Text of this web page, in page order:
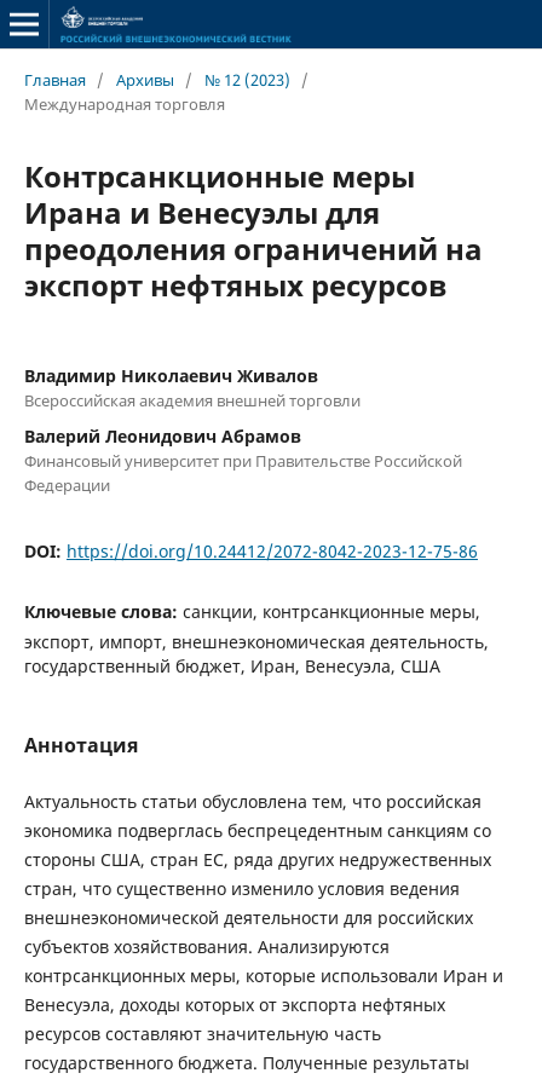
Главная / Архивы / № 12 (2023)
/
Международная торговля
Контрсанкционные меры
Ирана и Венесуэлы для
преодоления ограничений на
экспорт нефтяных ресурсов
Владимир Николаевич Живалов
Всероссийская академия внешней торговли
Валерий Леонидович Абрамов
Финансовый университет при Правительстве Российской
Федерации
DOI: https://doi.org/10.24412/2072-8042-2023-12-75-86
Ключевые слова: санкции, контрсанкционные меры,
экспорт, импорт, внешнеэкономическая деятельность,
государственный бюджет, Иран, Венесуэла, США
Аннотация
Актуальность статьи обусловлена тем, что российская
экономика подверглась беспрецедентным санкциям со
стороны США, стран ЕС, ряда других недружественных
стран, что существенно изменило условия ведения
внешнеэкономической деятельности для российских
субъектов хозяйствования. Анализируются
контрсанкционных меры, которые использовали Иран и
Венесуэла, доходы которых от экспорта нефтяных
ресурсов составляют значительную часть
государственного бюджета. Полученные результаты